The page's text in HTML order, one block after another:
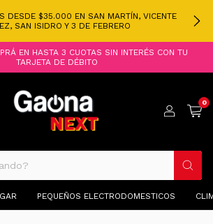
DESDE $35.000 EN SAN MARTÍN, VICENTE
SAN ISIDRO Y 3 DE FEBRERO
EN HASTA 3 CUOTAS SIN INTERÉS CON TU
TARJETA DE DÉBITO
0
PEQUEÑOS ELECTRODOMESTICOS